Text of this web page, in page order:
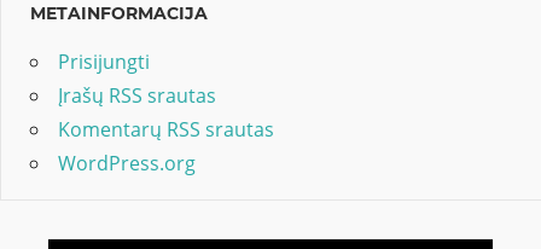
METAINFORMACIJA
Prisijungti
Įrašų RSS srautas
Komentarų RSS srautas
WordPress.org